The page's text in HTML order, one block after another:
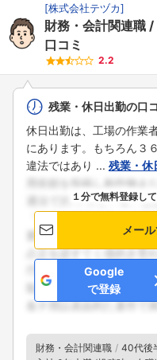
[株式会社テヅカ]
財務・会計関連職
口コミ
2.2
残業・休日出勤の口
休日出勤は、工場の作業
にあります。もちろん３
違法ではあり ... 残業・休
１分で無料登録し
メー
Google
で登録
財務・会計関連職 40代後